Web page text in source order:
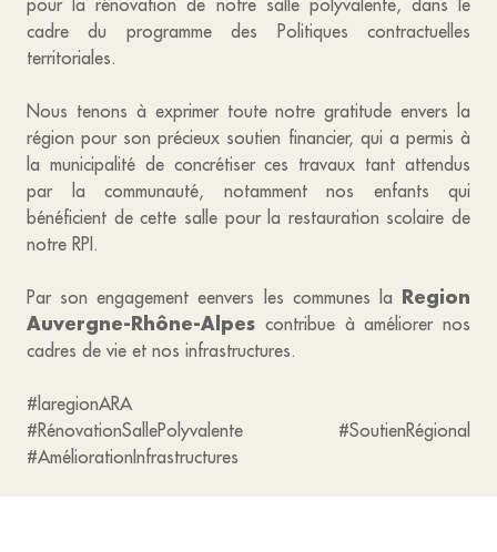
pour la rénovation de notre salle polyvalente, dans le
cadre du programme des Politiques contractuelles
territoriales.
Nous tenons à exprimer toute notre gratitude envers la
région pour son précieux soutien financier, qui a permis à
la municipalité de concrétiser ces travaux tant attendus
par la communauté, notamment nos enfants qui
bénéficient de cette salle pour la restauration scolaire de
notre RPI.
Par son engagement eenvers les communes la Region
Auvergne-Rhône-Alpes contribue à améliorer nos
cadres de vie et nos infrastructures.
#laregionARA
#RénovationSallePolyvalente #SoutienRégional
#AméliorationInfrastructures